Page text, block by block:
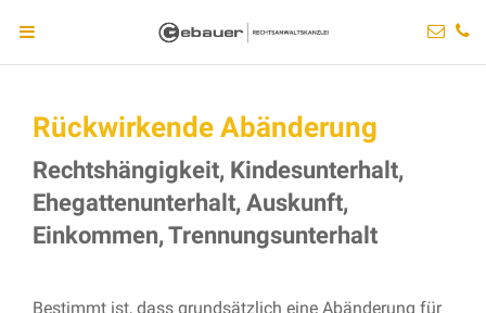
Rückwirkende Abänderung
Rechtshängigkeit, Kindesunterhalt,
Ehegattenunterhalt, Auskunft,
Einkommen, Trennungsunterhalt
Bestimmt ist, dass grundsätzlich eine Abänderung für